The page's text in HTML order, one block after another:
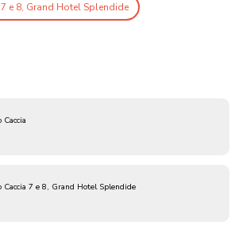
e 8, Grand Hotel Splendide
Caccia 7 e 8, Grand Hotel Splendide